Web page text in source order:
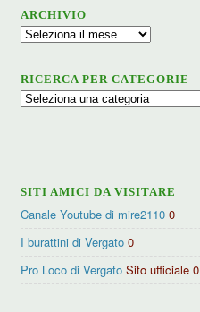
ARCHIVIO
Archivio
RICERCA PER CATEGORIE
Ricerca
SITI AMICI DA VISITARE
Canale Youtube di mire2110 0
I burattini di Vergato 0
Pro Loco di Vergato Sito ufficiale 0